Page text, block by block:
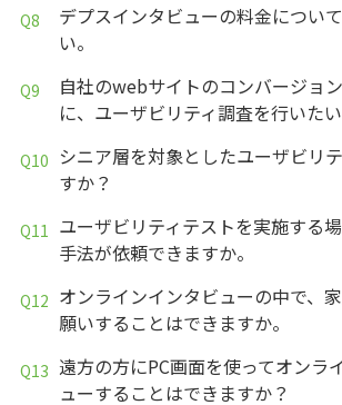
デプスインタビューの料金につい
い。
自社のwebサイトのコンバージョ
に、ユーザビリティ調査を行いたい
シニア層を対象としたユーザビリ
すか？
ユーザビリティテストを実施する
手法が依頼できますか。
オンラインインタビューの中で、
願いすることはできますか。
遠方の方にPC画面を使ってオンラ
ューすることはできますか？